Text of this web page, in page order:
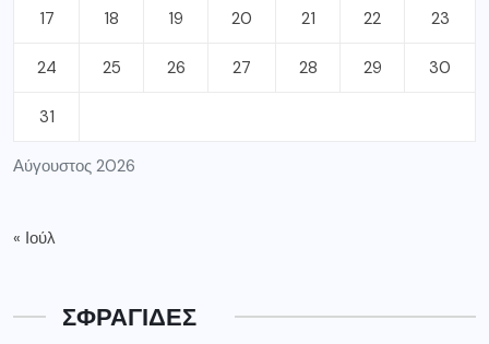
Αύγουστος 2026
17 18 19 20 21 22 23
24 25 26 27 28 29 30
31
« Ιούλ
ΣΦΡΑΓΙΔΕΣ